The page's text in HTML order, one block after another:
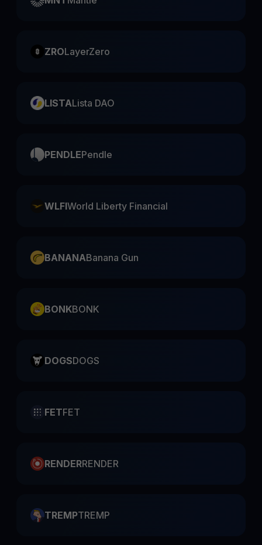
ZROLayerZero
LISTALista DAO
PENDLEPendle
WLFIWorld Liberty Financial
BANANABanana Gun
BONKBONK
DOGSDOGS
FETFET
RENDERRENDER
TREMPTREMP